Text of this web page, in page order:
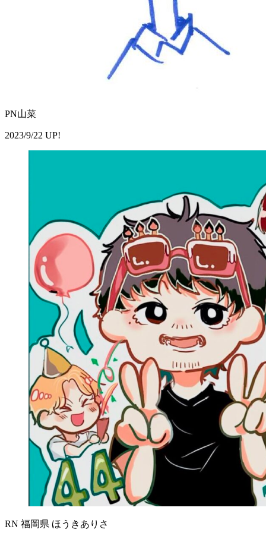
PN山菜
2023/9/22 UP!
RN 福岡県 ほうきありさ